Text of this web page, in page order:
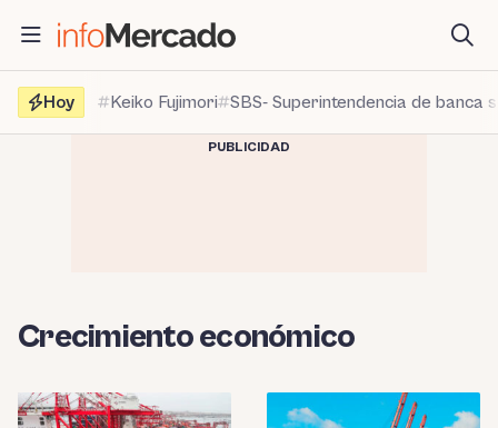
contenido
Hoy
Keiko Fujimori SBS- Superintendencia de banca
PUBLICIDAD
Crecimiento económico